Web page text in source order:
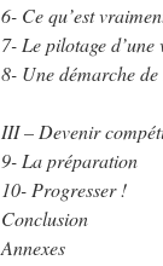
6- Ce qu’est
7- Le pilotage
8- Une démarche de
III – Devenir
9- La préparation
10- Progresser !
Conclusion
Annexes